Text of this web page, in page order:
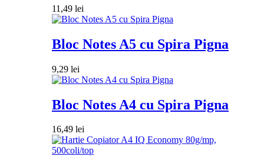
11,49 lei
Bloc Notes A5 cu Spira Pigna
9,29 lei
Bloc Notes A4 cu Spira Pigna
16,49 lei